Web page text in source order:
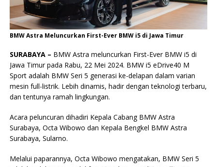
BMW Astra Meluncurkan First-Ever BMW i5 di Jawa Timur
SURABAYA – BMW Astra meluncurkan First-Ever BMW i5 di
Jawa Timur pada Rabu, 22 Mei 2024. BMW i5 eDrive40 M
Sport adalah BMW Seri 5 generasi ke-delapan dalam varian
mesin full-listrik. Lebih dinamis, hadir dengan teknologi terbaru,
dan tentunya ramah lingkungan.
Acara peluncuran dihadiri Kepala Cabang BMW Astra
Surabaya, Octa Wibowo dan Kepala Bengkel BMW Astra
Surabaya, Sularno.
Melalui paparannya, Octa Wibowo mengatakan, BMW Seri 5